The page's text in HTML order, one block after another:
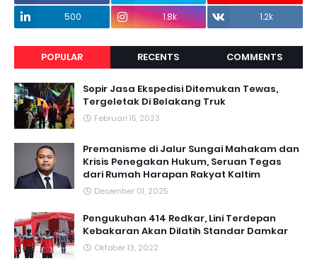
500
1.8k 1.2k
POPULAR RECENTS COMMENTS
Sopir Jasa Ekspedisi Ditemukan Tewas,
Tergeletak Di Belakang Truk
Februari 15, 2023
Premanisme di Jalur Sungai Mahakam dan
Krisis Penegakan Hukum, Seruan Tegas
dari Rumah Harapan Rakyat Kaltim
Desember 01, 2025
Pengukuhan 414 Redkar, Lini Terdepan
Kebakaran Akan Dilatih Standar Damkar
Oktober 13, 2022